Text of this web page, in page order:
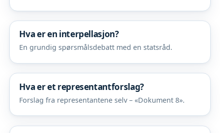
Hva er en interpellasjon?
En grundig spørsmålsdebatt med en statsråd.
Hva er et representantforslag?
Forslag fra representantene selv – «Dokument 8».